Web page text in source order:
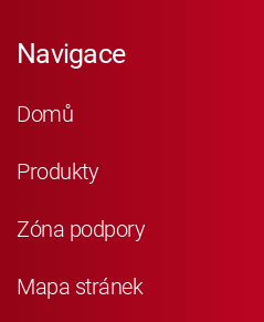
Navigace
Domů
Produkty
Zóna podpory
Mapa stránek